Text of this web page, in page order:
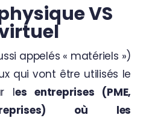
VS
appelés « matériels »)
qui vont être utilisés le
les entreprises (PME,
où les